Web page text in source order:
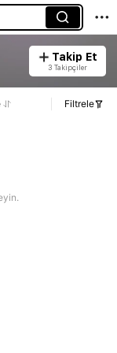
Takip Et
3 Takipçiler
Filtrele